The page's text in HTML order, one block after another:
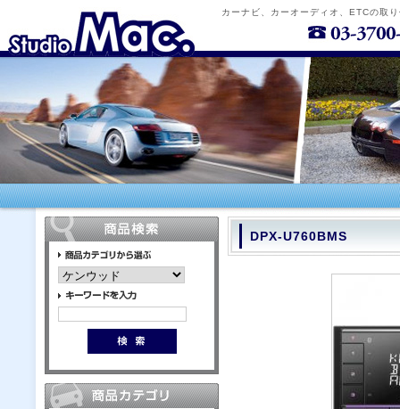
カーナビ、カーオーディオ、ETCの取
DPX-U760BMS